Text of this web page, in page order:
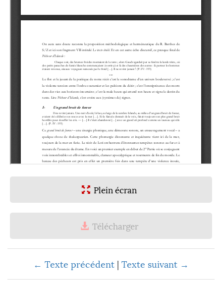
Plein écran
Télécharger
← Texte précédent | Texte suivant →